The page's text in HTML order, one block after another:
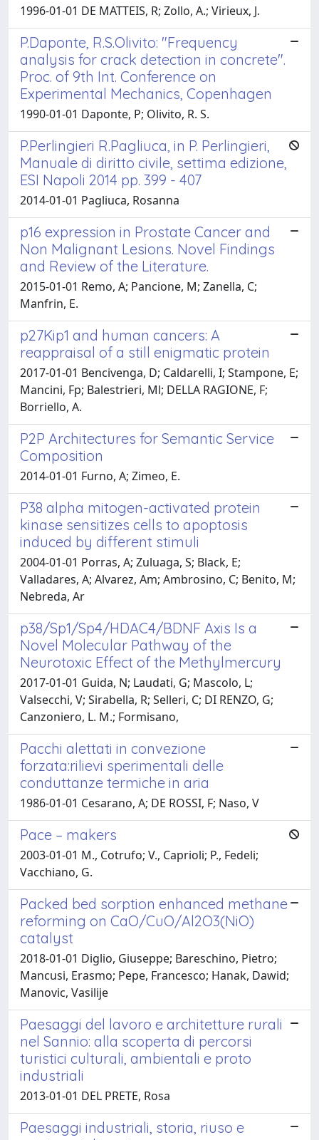
1996-01-01 DE MATTEIS, R; Zollo, A.; Virieux, J.
P.Daponte, R.S.Olivito: "Frequency
analysis for crack detection in concrete".
Proc. of 9th Int. Conference on
Experimental Mechanics, Copenhagen
1990-01-01 Daponte, P; Olivito, R. S.
P.Perlingieri R.Pagliuca, in P. Perlingieri,
Manuale di diritto civile, settima edizione,
ESI Napoli 2014 pp. 399 - 407
2014-01-01 Pagliuca, Rosanna
p16 expression in Prostate Cancer and
Non Malignant Lesions. Novel Findings
and Review of the Literature.
2015-01-01 Remo, A; Pancione, M; Zanella, C;
Manfrin, E.
p27Kip1 and human cancers: A
reappraisal of a still enigmatic protein
2017-01-01 Bencivenga, D; Caldarelli, I; Stampone, E;
Mancini, Fp; Balestrieri, Ml; DELLA RAGIONE, F;
Borriello, A.
P2P Architectures for Semantic Service
Composition
2014-01-01 Furno, A; Zimeo, E.
P38 alpha mitogen-activated protein
kinase sensitizes cells to apoptosis
induced by different stimuli
2004-01-01 Porras, A; Zuluaga, S; Black, E;
Valladares, A; Alvarez, Am; Ambrosino, C; Benito, M;
Nebreda, Ar
p38/Sp1/Sp4/HDAC4/BDNF Axis Is a
Novel Molecular Pathway of the
Neurotoxic Effect of the Methylmercury
2017-01-01 Guida, N; Laudati, G; Mascolo, L;
Valsecchi, V; Sirabella, R; Selleri, C; DI RENZO, G;
Canzoniero, L. M.; Formisano,
Pacchi alettati in convezione
forzata:rilievi sperimentali delle
conduttanze termiche in aria
1986-01-01 Cesarano, A; DE ROSSI, F; Naso, V
Pace – makers
2003-01-01 M., Cotrufo; V., Caprioli; P., Fedeli;
Vacchiano, G.
Packed bed sorption enhanced methane
reforming on CaO/CuO/Al2O3(NiO)
catalyst
2018-01-01 Diglio, Giuseppe; Bareschino, Pietro;
Mancusi, Erasmo; Pepe, Francesco; Hanak, Dawid;
Manovic, Vasilije
Paesaggi del lavoro e architetture rurali
nel Sannio: alla scoperta di percorsi
turistici culturali, ambientali e proto
industriali
2013-01-01 DEL PRETE, Rosa
Paesaggi industriali, storia, riuso e